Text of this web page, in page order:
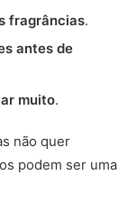
fragrâncias.
antes de
muito.
não quer
podem ser uma